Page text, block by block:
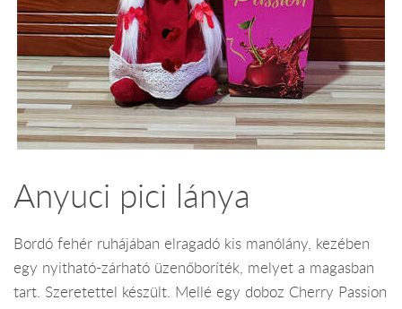
Anyuci pici lánya
Bordó fehér ruhájában elragadó kis manólány, kezében
egy nyitható-zárható üzenőboríték, melyet a magasban
tart. Szeretettel készült. Mellé egy doboz Cherry Passion